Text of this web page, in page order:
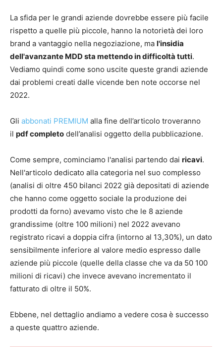
La sfida per le grandi aziende dovrebbe essere più facile
rispetto a quelle più piccole, hanno la notorietà dei loro
brand a vantaggio nella negoziazione, ma l'insidia
dell'avanzante MDD sta mettendo in difficoltà tutti.
Vediamo quindi come sono uscite queste grandi aziende
dai problemi creati dalle vicende ben note occorse nel
2022.
Gli abbonati PREMIUM alla fine dell’articolo troveranno
il pdf completo dell’analisi oggetto della pubblicazione.
Come sempre, cominciamo l'analisi partendo dai ricavi.
Nell'articolo dedicato alla categoria nel suo complesso
(analisi di oltre 450 bilanci 2022 già depositati di aziende
che hanno come oggetto sociale la produzione dei
prodotti da forno) avevamo visto che le 8 aziende
grandissime (oltre 100 milioni) nel 2022 avevano
registrato ricavi a doppia cifra (intorno al 13,30%), un dato
sensibilmente inferiore al valore medio espresso dalle
aziende più piccole (quelle della classe che va da 50 100
milioni di ricavi) che invece avevano incrementato il
fatturato di oltre il 50%.
Ebbene, nel dettaglio andiamo a vedere cosa è successo
a queste quattro aziende.